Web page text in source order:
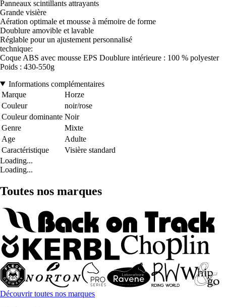
Panneaux scintillants attrayants
Grande visière
Aération optimale et mousse à mémoire de forme
Doublure amovible et lavable
Réglable pour un ajustement personnalisé
technique:
Coque ABS avec mousse EPS Doublure intérieure : 100 % polyester
Poids : 430-550g
Informations complémentaires
Marque
Horze
Couleur
noir/rose
Couleur dominante Noir
Genre
Mixte
Age
Adulte
Caractéristique
Visière standard
Loading...
Loading...
Toutes nos marques
Découvrir toutes nos marques